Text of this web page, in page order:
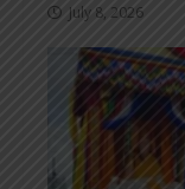
July 8, 2026